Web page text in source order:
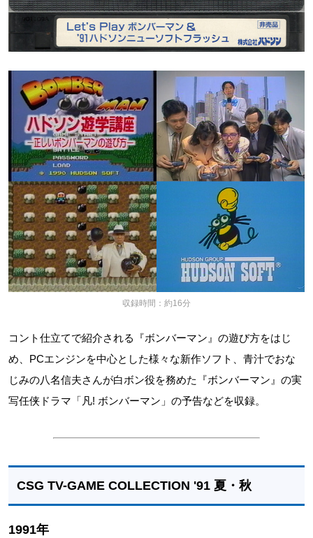
収録時間：約16分
コント仕立てで紹介される『ボンバーマン』の遊び方をはじ
め、PCエンジンを中心とした様々な新作ソフト、青汁でおな
じみの八名信夫さんが白ボン役を務めた『ボンバーマン』の実
写任侠ドラマ「凡! ボンバーマン」の予告などを収録。
CSG TV-GAME COLLECTION '91 夏・秋
1991年